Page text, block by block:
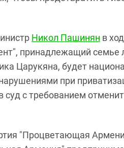
Никол Пашинян в
принадлежащий семье
Царукяна, будет
при
с требованием
"Процветающая